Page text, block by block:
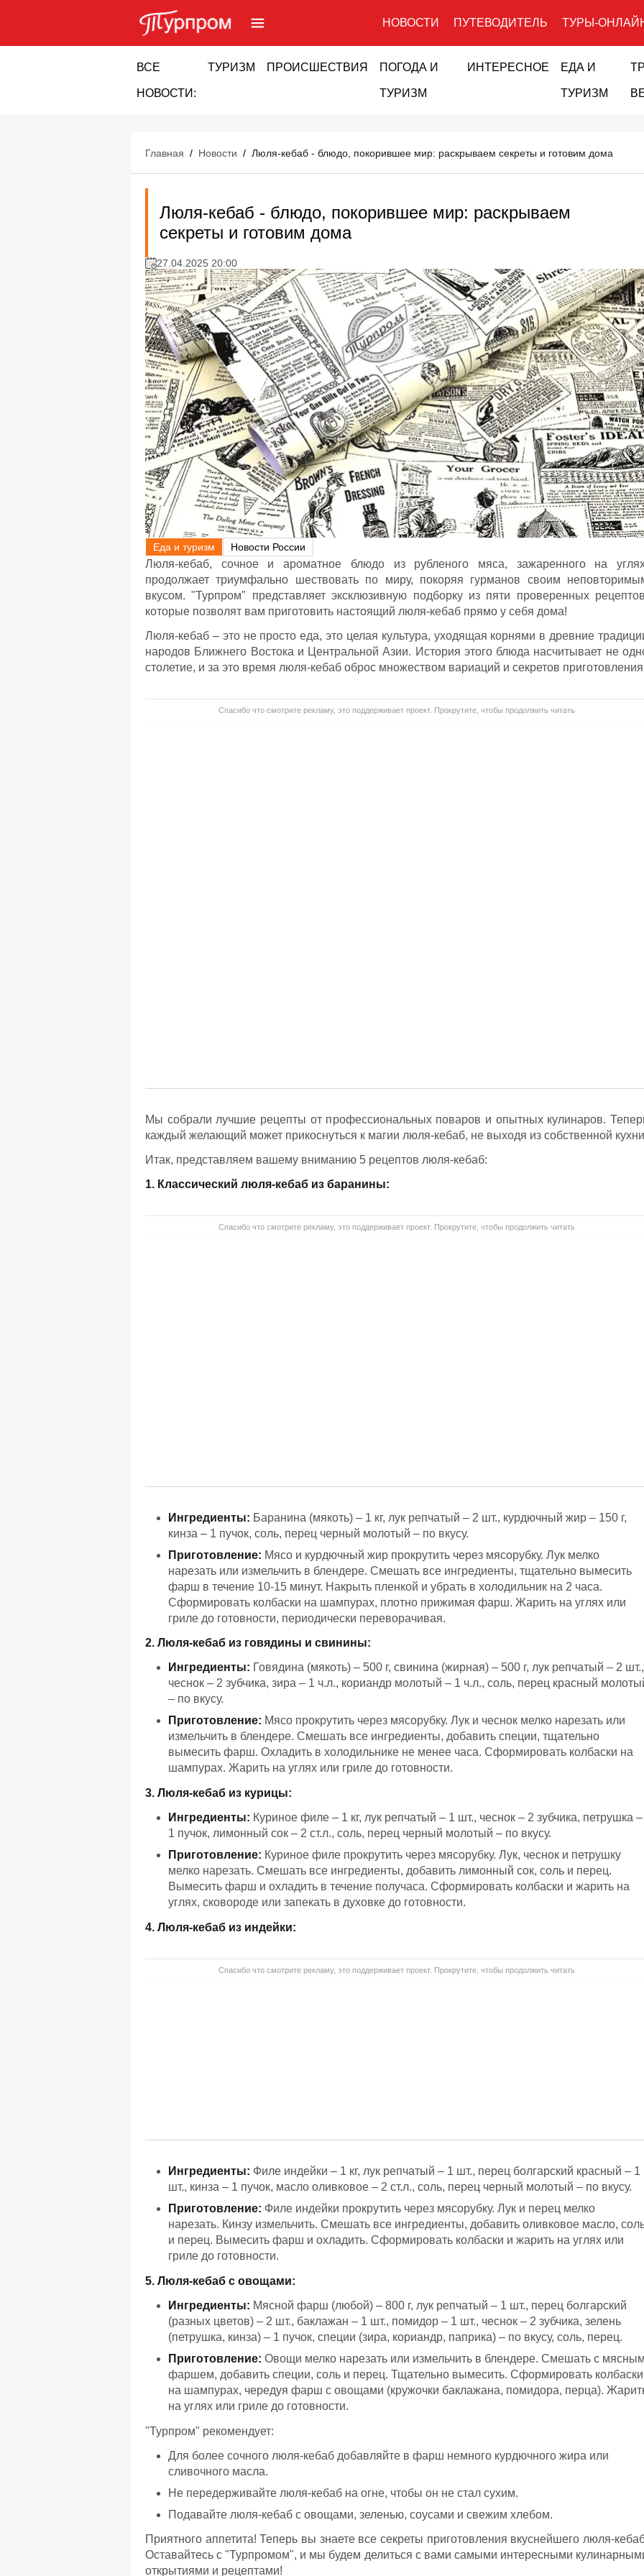
НОВОСТИ ПУТЕВОДИТЕЛЬ ТУРЫ-
ВСЕ
НОВОСТИ:
ТУРИЗМ ПРОИСШЕСТВИЯ ПОГОДА И
ТУРИЗМ
ИНТЕРЕСНОЕ ЕДА И
ТУРИЗМ
Главная / Новости / Люля-кебаб - блюдо, покорившее мир: раскрываем секреты и готовим дома
Люля-кебаб - блюдо, покорившее мир: раскрываем
секреты и готовим дома
27.04.2025 20:00
Еда и туризм Новости России
Люля-кебаб, сочное и ароматное блюдо из рубленого мяса, зажаренного на
продолжает триумфально шествовать по миру, покоряя гурманов своим
вкусом. "Турпром" представляет эксклюзивную подборку из пяти проверенных
которые позволят вам приготовить настоящий люля-кебаб прямо у себя дома!
Люля-кебаб – это не просто еда, это целая культура, уходящая корнями в древние
народов Ближнего Востока и Центральной Азии. История этого блюда насчитывает не
столетие, и за это время люля-кебаб оброс множеством вариаций и секретов
Спасибо что смотрите рекламу, это поддерживает проект. Прокрутите, чтобы продолжить читать
Мы собрали лучшие рецепты от профессиональных поваров и опытных кулинаров.
каждый желающий может прикоснуться к магии люля-кебаб, не выходя из собственной
Итак, представляем вашему вниманию 5 рецептов люля-кебаб:
1. Классический люля-кебаб из баранины:
Спасибо что смотрите рекламу, это поддерживает проект. Прокрутите, чтобы продолжить читать
Ингредиенты: Баранина (мякоть) – 1 кг, лук репчатый – 2 шт., курдючный жир – 150 г,
кинза – 1 пучок, соль, перец черный молотый – по вкусу.
Приготовление: Мясо и курдючный жир прокрутить через мясорубку. Лук мелко
нарезать или измельчить в блендере. Смешать все ингредиенты, тщательно вымесить
фарш в течение 10-15 минут. Накрыть пленкой и убрать в холодильник на 2 часа.
Сформировать колбаски на шампурах, плотно прижимая фарш. Жарить на углях или
гриле до готовности, периодически переворачивая.
2. Люля-кебаб из говядины и свинины:
Ингредиенты: Говядина (мякоть) – 500 г, свинина (жирная) – 500 г, лук репчатый – 2 шт.,
чеснок – 2 зубчика, зира – 1 ч.л., кориандр молотый – 1 ч.л., соль, перец красный
– по вкусу.
Приготовление: Мясо прокрутить через мясорубку. Лук и чеснок мелко нарезать или
измельчить в блендере. Смешать все ингредиенты, добавить специи, тщательно
вымесить фарш. Охладить в холодильнике не менее часа. Сформировать колбаски на
шампурах. Жарить на углях или гриле до готовности.
3. Люля-кебаб из курицы:
Ингредиенты: Куриное филе – 1 кг, лук репчатый – 1 шт., чеснок – 2 зубчика, петрушка –
1 пучок, лимонный сок – 2 ст.л., соль, перец черный молотый – по вкусу.
Приготовление: Куриное филе прокрутить через мясорубку. Лук, чеснок и петрушку
мелко нарезать. Смешать все ингредиенты, добавить лимонный сок, соль и перец.
Вымесить фарш и охладить в течение получаса. Сформировать колбаски и жарить на
углях, сковороде или запекать в духовке до готовности.
4. Люля-кебаб из индейки:
Спасибо что смотрите рекламу, это поддерживает проект. Прокрутите, чтобы продолжить читать
Ингредиенты: Филе индейки – 1 кг, лук репчатый – 1 шт., перец болгарский красный – 1
шт., кинза – 1 пучок, масло оливковое – 2 ст.л., соль, перец черный молотый – по вкусу.
Приготовление: Филе индейки прокрутить через мясорубку. Лук и перец мелко
нарезать. Кинзу измельчить. Смешать все ингредиенты, добавить оливковое масло,
и перец. Вымесить фарш и охладить. Сформировать колбаски и жарить на углях или
гриле до готовности.
5. Люля-кебаб с овощами:
Ингредиенты: Мясной фарш (любой) – 800 г, лук репчатый – 1 шт., перец болгарский
(разных цветов) – 2 шт., баклажан – 1 шт., помидор – 1 шт., чеснок – 2 зубчика, зелень
(петрушка, кинза) – 1 пучок, специи (зира, кориандр, паприка) – по вкусу, соль, перец.
Приготовление: Овощи мелко нарезать или измельчить в блендере. Смешать с
фаршем, добавить специи, соль и перец. Тщательно вымесить. Сформировать колбаски
на шампурах, чередуя фарш с овощами (кружочки баклажана, помидора, перца).
на углях или гриле до готовности.
"Турпром" рекомендует:
Для более сочного люля-кебаб добавляйте в фарш немного курдючного жира или
сливочного масла.
Не передерживайте люля-кебаб на огне, чтобы он не стал сухим.
Подавайте люля-кебаб с овощами, зеленью, соусами и свежим хлебом.
Приятного аппетита! Теперь вы знаете все секреты приготовления вкуснейшего люля-
Оставайтесь с "Турпромом", и мы будем делиться с вами самыми интересными
открытиями и рецептами!